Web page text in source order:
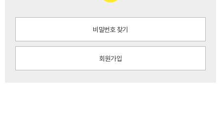
비밀번호 찾기
회원가입